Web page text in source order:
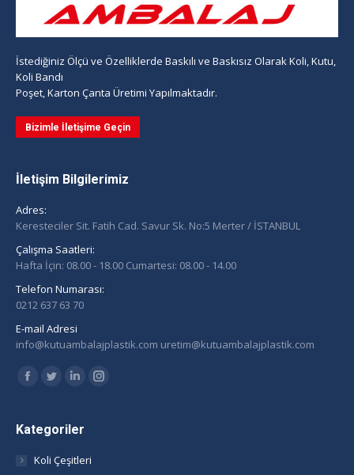
İstediğiniz Ölçü ve Özelliklerde Baskılı ve Baskısız Olarak Koli, Kutu,
Koli Bandı
Poşet, Karton Çanta Üretimi Yapılmaktadır.
Bizimle İletişime Geçin
İletişim Bilgilerimiz
Adres:
Keresteciler Sit. Fatih Cad. Savur Sk. No:5 Merter / İSTANBUL
Çalışma Saatleri:
Hafta İçin: 08.00 - 18.00 Cumartesi: 08.00 - 14.00
Telefon Numarası:
0212 637 63 70
E-mail Adresi
info@kutuambalajplastik.com uretim@kutuambalajplastik.com
Find us on:
Facebook
opens
new
Twitter
opens
new
Linkedin
opens
new
Instagram
Kategoriler
Koli Çeşitleri